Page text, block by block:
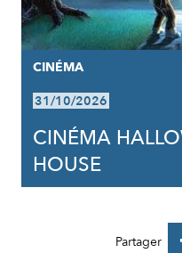
CINÉMA
31/10/2026
CINÉMA
HOUSE
Partager